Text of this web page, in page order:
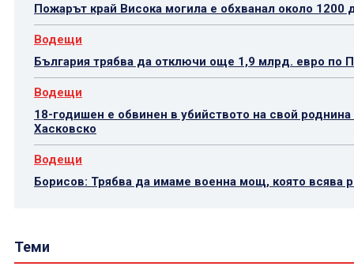
Пожарът край Висока могила е обхванал около 1200
Водещи
България трябва да отключи още 1,9 млрд. евро по
Водещи
18-годишен е обвинен в убийството на свой роднина
Хасковско
Водещи
Борисов: Трябва да имаме военна мощ, която всява
Теми